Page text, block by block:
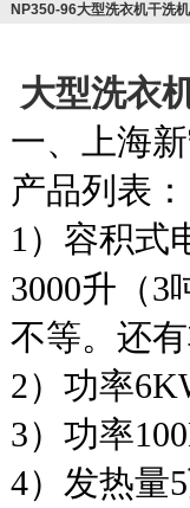
NP350-96大型洗衣机干洗
大型洗衣
一、上海
产品列表：
1）容积式
3000升（3
不等。还
2）功率
3）功率
4）发热量